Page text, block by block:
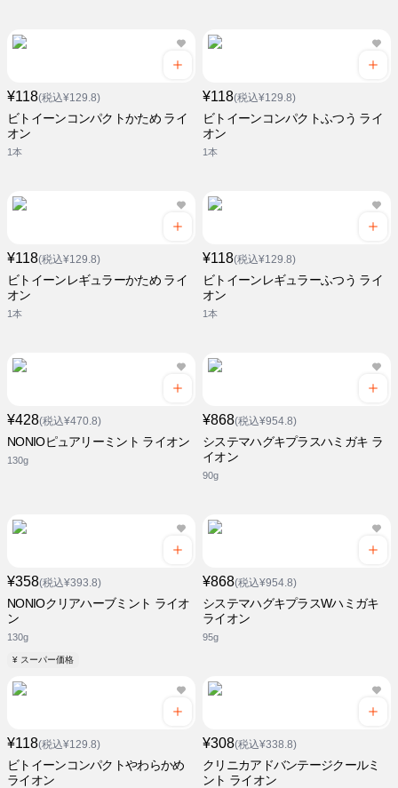
¥118(税込¥129.8)
ビトイーンコンパクトかため ライ
オン
1本
¥118(税込¥129.8)
ビトイーンコンパクトふつう ライ
オン
1本
¥118(税込¥129.8)
ビトイーンレギュラーかため ライ
オン
1本
¥118(税込¥129.8)
ビトイーンレギュラーふつう ライ
オン
1本
¥428(税込¥470.8)
NONIOピュアリーミント ライオン
130g
¥868(税込¥954.8)
システマハグキプラスハミガキ ラ
イオン
90g
¥358(税込¥393.8)
NONIOクリアハーブミント ライオ
ン
130g
¥ スーパー価格
¥868(税込¥954.8)
システマハグキプラスWハミガキ
ライオン
95g
¥118(税込¥129.8)
ビトイーンコンパクトやわらかめ
ライオン
¥308(税込¥338.8)
クリニカアドバンテージクールミ
ント ライオン